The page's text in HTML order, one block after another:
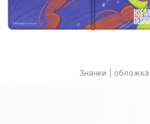
Значки | обложка